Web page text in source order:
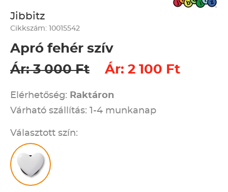
Jibbitz
Cikkszám: 10015542
Apró fehér szív
Ár: 3 000 Ft
Ár: 2 100 Ft
Elérhetőség: Raktáron
Várható szállítás: 1-4 munkanap
Választott szín: